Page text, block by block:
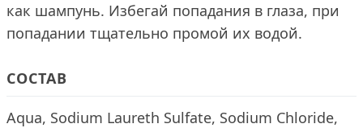
как шампунь. Избегай попадания в глаза, при
попадании тщательно промой их водой.
СОСТАВ
Aqua, Sodium Laureth Sulfate, Sodium Chloride,